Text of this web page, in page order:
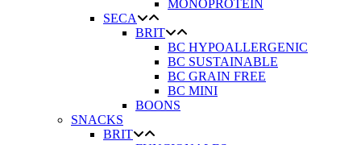
MONOPROTEIN
SECA
BRIT
BC HYPOALLERGENIC
BC SUSTAINABLE
BC GRAIN FREE
BC MINI
BOONS
SNACKS
BRIT